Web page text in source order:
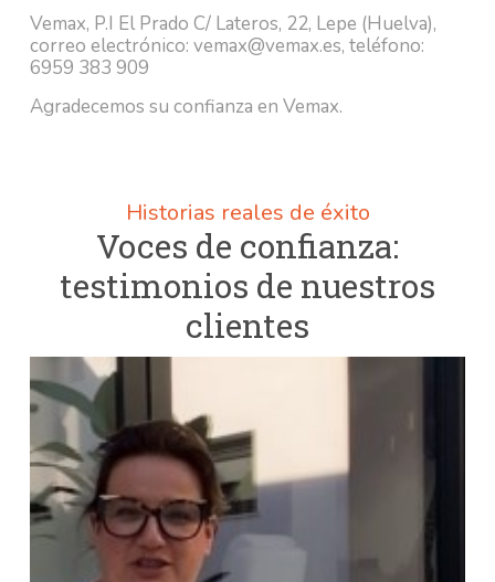
Vemax, P.I El Prado C/ Lateros, 22, Lepe (Huelva),
correo electrónico: vemax@vemax.es, teléfono:
6959 383 909
Agradecemos su confianza en Vemax.
Historias reales de éxito
Voces de confianza:
testimonios de nuestros
clientes